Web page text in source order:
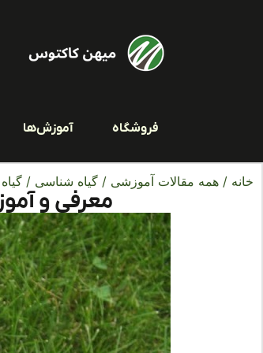
فروشگاه آموزش‌ها
خانه / همه مقالات آموزشی / گیاه شناسی /
معرفی و